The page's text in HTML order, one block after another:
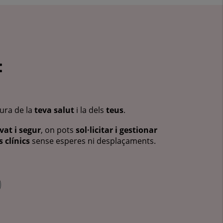
de la teva salut i la dels teus.
i segur, on pots sol·licitar i gestionar
clínics sense esperes ni desplaçaments.